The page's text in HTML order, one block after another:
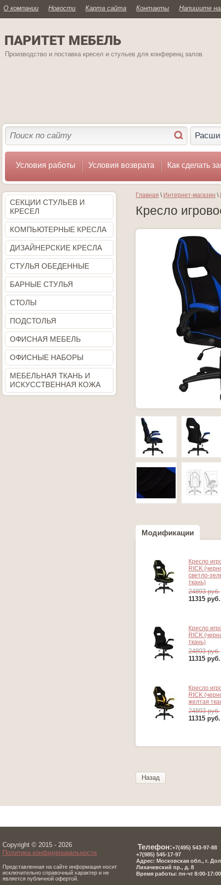
О компании Новости Карта сайта Контакты Напишите
ПАРИТЕТ МЕБЕЛЬ
Производство и поставка кресел и стульев для конференц залов.
Условия работы Условия возврата Как сделать
СЕКЦИИ СТУЛЬЕВ И
КРЕСЕЛ
КОМПЬЮТЕРНЫЕ КРЕСЛА
ДИЗАЙНЕРСКИЕ КРЕСЛА
СТУЛЬЯ ОБЕДЕННЫЕ
БАРНЫЕ СТУЛЬЯ
СТОЛЫ
ПОДСТОЛЬЯ
ОФИСНАЯ МЕБЕЛЬ
ОФИСНЫЕ НАБОРЫ
МЕБЕЛЬНАЯ ТКАНЬ И
ИСКУССТВЕННАЯ КОЖА
Главная \ Интернет-магазин \
Кресло
Модификации
Кресло
RICK
светло-
ткань)
24893 руб.
11315 руб.
Кресло
RICK
ткань)
24893 руб.
11315 руб.
Кресло
RICK
желтая
24893 руб.
11315 руб.
Назад
Copyright © 2015 - 2026
Политика конфиденциальности
Представленная на сайте информация носит
исключительно справочный характер и не
является публичной офертой.
Телефон:+7(495) 543-97-88
+7(985) 545-17-97
Адрес: Московская обл., г.
Лихачевский пр., д. 8
Время работы: пн-чт 8:00-